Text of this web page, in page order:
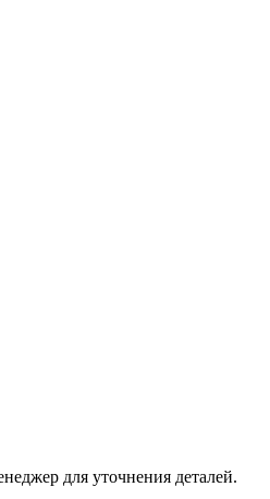
для уточнения деталей.